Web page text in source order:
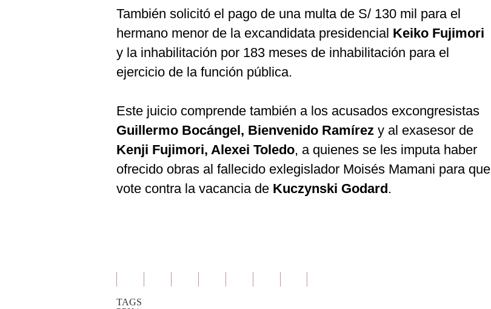
También solicitó el pago de una multa de S/ 130 mil para el
hermano menor de la excandidata presidencial Keiko Fujimori
y la inhabilitación por 183 meses de inhabilitación para el
ejercicio de la función pública.
Este juicio comprende también a los acusados excongresistas
Guillermo Bocángel, Bienvenido Ramírez y al exasesor de
Kenji Fujimori, Alexei Toledo, a quienes se les imputa haber
ofrecido obras al fallecido exlegislador Moisés Mamani para que
vote contra la vacancia de Kuczynski Godard.
TAGS